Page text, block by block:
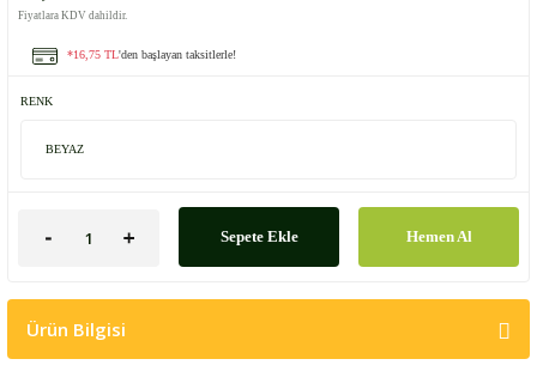
Fiyatlara KDV dahildir.
*16,75 TL'den başlayan taksitlerle!
RENK
Sepete Ekle Hemen Al
Ürün Bilgisi